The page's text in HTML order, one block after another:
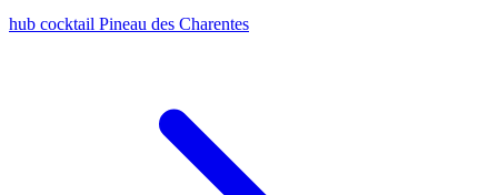
hub cocktail Pineau des Charentes